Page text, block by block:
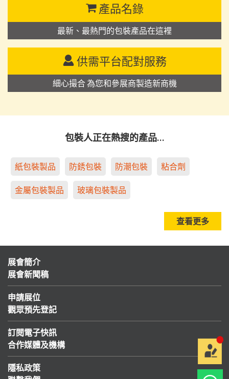
產品名錄
最新、最熱門的包裝產品在這裡
供需平台配對服務
細心撮合 為您和參展商製造新商機
包裝人正在熱搜的產品…
紙包裝製品 防銹包裝 防潮包裝 粘合劑
金屬包裝製品 玻璃包裝製品
查看更多
展會簡介
展會新聞稿
申請展位
觀眾預先登記
訂閱電子快訊
合作媒體及機構
隱私政策